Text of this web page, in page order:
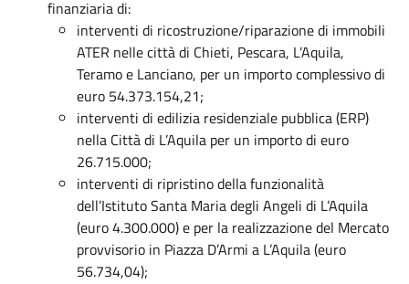
finanziaria di:
interventi di ricostruzione/riparazione di immobili
ATER nelle città di Chieti, Pescara, L’Aquila,
Teramo e Lanciano, per un importo complessivo di
euro 54.373.154,21;
interventi di edilizia residenziale pubblica (ERP)
nella Città di L’Aquila per un importo di euro
26.715.000;
interventi di ripristino della funzionalità
dell’Istituto Santa Maria degli Angeli di L’Aquila
(euro 4.300.000) e per la realizzazione del Mercato
provvisorio in Piazza D’Armi a L’Aquila (euro
56.734,04);